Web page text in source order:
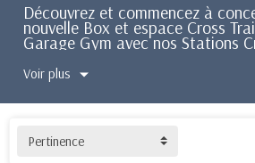
Découvrez et commencez à
nouvelle Box et espace Cross
Garage Gym avec nos Stations
Magnum Series Xenios USA.
L'espace disponible pour votre
Training doit être bien défini
Series.
Voir plus
Pertinence